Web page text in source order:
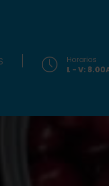
Horarios
L - V: